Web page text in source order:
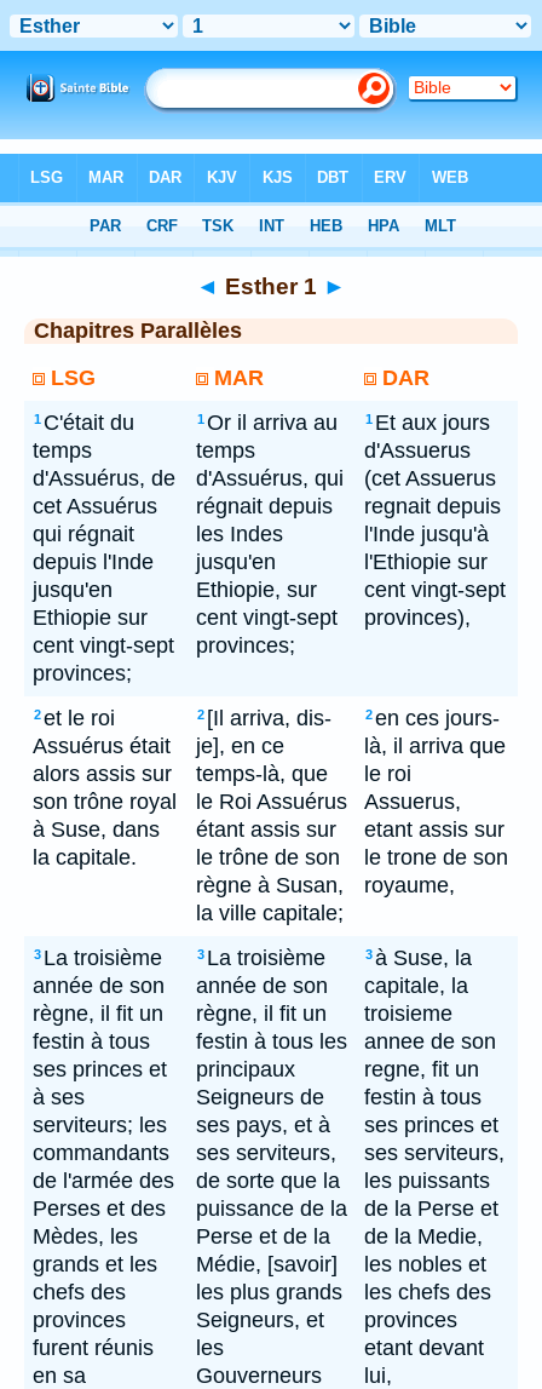
◄ Esther 1 ►
Chapitres Parallèles
LSG
MAR DAR
1 C'était du
temps
d'Assuérus, de
cet Assuérus
qui régnait
depuis l'Inde
jusqu'en
Ethiopie sur
cent vingt-sept
provinces;
1Or il arriva au
temps
d'Assuérus, qui
régnait depuis
les Indes
jusqu'en
Ethiopie, sur
cent vingt-sept
provinces;
1 Et aux jours
d'Assuerus
(cet Assuerus
regnait depuis
l'Inde jusqu'à
l'Ethiopie sur
cent vingt-sept
provinces),
2et le roi
Assuérus était
alors assis sur
son trône royal
à Suse, dans
la capitale.
2 [Il arriva, dis-
je], en ce
temps-là, que
le Roi Assuérus
étant assis sur
le trône de son
règne à Susan,
la ville capitale;
2en ces jours-
là, il arriva que
le roi
Assuerus,
etant assis sur
le trone de son
royaume,
3 La troisième
année de son
règne, il fit un
festin à tous
ses princes et
à ses
serviteurs; les
commandants
de l'armée des
Perses et des
Mèdes, les
grands et les
chefs des
provinces
furent réunis
en sa
3 La troisième
année de son
règne, il fit un
festin à tous les
principaux
Seigneurs de
ses pays, et à
ses serviteurs,
de sorte que la
puissance de la
Perse et de la
Médie, [savoir]
les plus grands
Seigneurs, et
les
Gouverneurs
3à Suse, la
capitale, la
troisieme
annee de son
regne, fit un
festin à tous
ses princes et
ses serviteurs,
les puissants
de la Perse et
de la Medie,
les nobles et
les chefs des
provinces
etant devant
lui,